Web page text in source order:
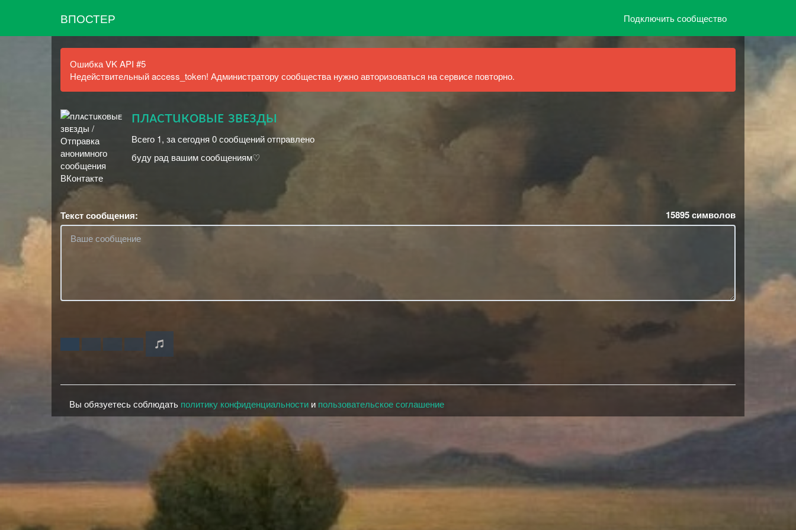
ВПОСТЕР Подключить сообщество
Ошибка VK API #5
Недействительный access_token! Администратору сообщества нужно авторизоваться на сервисе повторно.
плᴀᴄтuкᴏвыᴇ звᴇзды
Всего 1, за сегодня 0 сообщений отправлено
буду рад вашим сообщениям♡
Текст сообщения: 15895символов
Вы обязуетесь соблюдать политику конфиденциальности и пользовательское соглашение